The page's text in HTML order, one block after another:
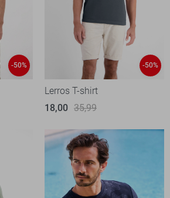
-50% -50%
Lerros T-shirt
18,00 35,99